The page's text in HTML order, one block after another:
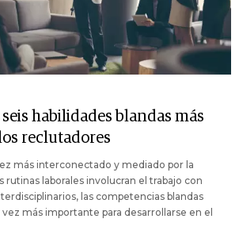
habilidades blandas más
reclutadores
más interconectado y mediado por la
rutinas laborales involucran el trabajo con
las competencias blandas
más importante para desarrollarse en el